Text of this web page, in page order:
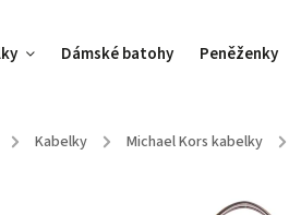
Dámské batohy Peněženky
/ Kabelky / Michael Kors kabelky /